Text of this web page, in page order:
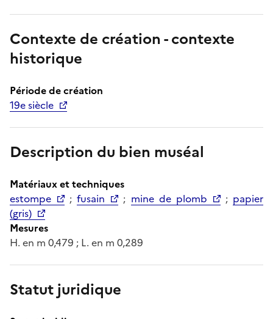
Contexte de création - contexte
historique
Période de création
19e siècle
Description du bien muséal
Matériaux et techniques
estompe
;fusain ; mine de plomb ; papier
(gris)
Mesures
H. en m 0,479 ; L. en m 0,289
Statut juridique